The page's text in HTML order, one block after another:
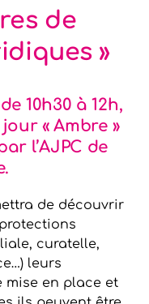
de
»
10h30 à 12h,
« Ambre »
l’AJPC de
de découvrir
curatelle,
leurs
mise en place et